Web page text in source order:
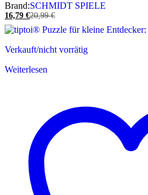
Brand:SCHMIDT SPIELE
16,79 €20,99€
Verkauft/nicht vorrätig
Weiterlesen